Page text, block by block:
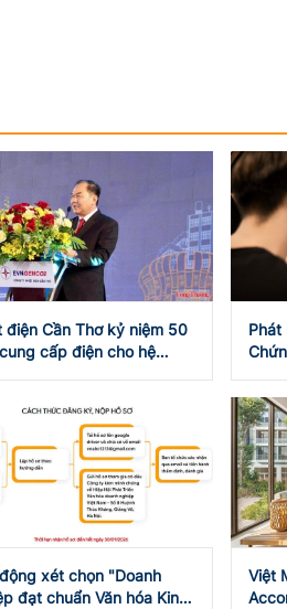
điện Cần Thơ kỷ niệm 50
cấp điện cho hệ
Phát
xét chọn "Doanh
đạt chuẩn Văn hóa Kinh
Việt